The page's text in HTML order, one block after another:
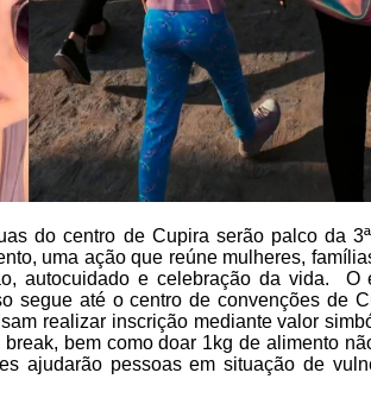
do centro de Cupira serão palco da
uma ação que reúne mulheres,
autocuidado e celebração da vida. O
segue até o centro de convenções de
realizar inscrição mediante valor
bem como doar 1kg de alimento
ajudarão pessoas em situação de